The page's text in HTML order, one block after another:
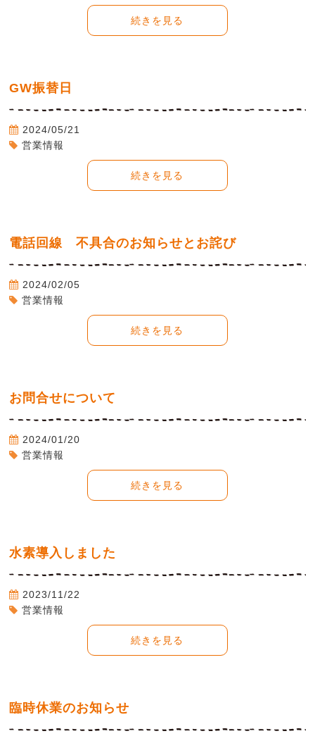
続きを見る
GW振替日
2024/05/21
営業情報
続きを見る
電話回線 不具合のお知らせとお詫び
2024/02/05
営業情報
続きを見る
お問合せについて
2024/01/20
営業情報
続きを見る
水素導入しました
2023/11/22
営業情報
続きを見る
臨時休業のお知らせ